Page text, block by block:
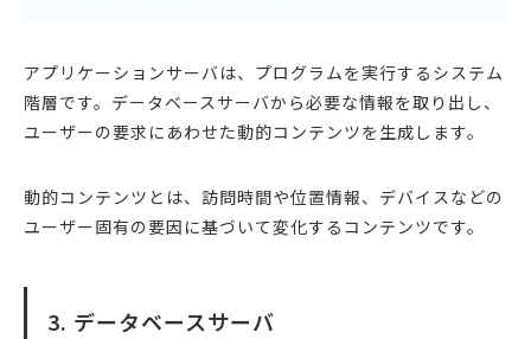
アプリケーションサーバは、プログラムを実行するシステム
階層です。データベースサーバから必要な情報を取り出し、
ユーザーの要求にあわせた動的コンテンツを生成します。
動的コンテンツとは、訪問時間や位置情報、デバイスなどの
ユーザー固有の要因に基づいて変化するコンテンツです。
3. データベースサーバ